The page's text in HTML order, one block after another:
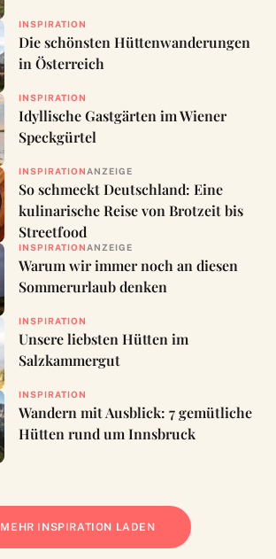
INSPIRATION
Die schönsten Hüttenwanderungen
in Österreich
INSPIRATION
Idyllische Gastgärten im Wiener
Speckgürtel
INSPIRATION ANZEIGE
So schmeckt Deutschland: Eine
kulinarische Reise von Brotzeit bis
Streetfood
INSPIRATION ANZEIGE
Warum wir immer noch an diesen
Sommerurlaub denken
INSPIRATION
Unsere liebsten Hütten im
Salzkammergut
INSPIRATION
Wandern mit Ausblick: 7 gemütliche
Hütten rund um Innsbruck
MEHR INSPIRATION LADEN